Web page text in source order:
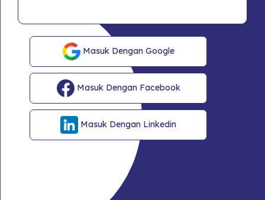
Masuk Dengan Google
Masuk Dengan Facebook
Masuk Dengan Linkedin